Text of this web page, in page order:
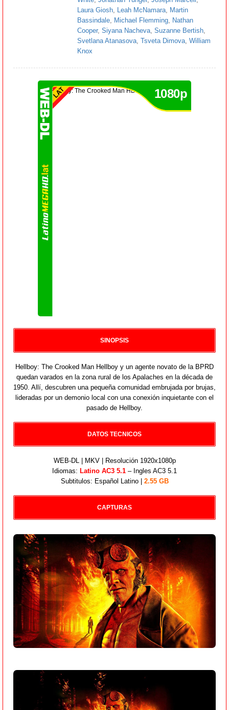
Laura Giosh
Leah McNamara
Martin
Bassindale
Michael Flemming
Nathan
Cooper, Siyana Nacheva Suzanne Bertish
Svetlana Atanasova Tsveta Dimova William
Knox
1080p
SINOPSIS
Hellboy: The Crooked Man Hellboy y un agente novato de la BPRD
quedan varados en la zona rural de los Apalaches en la década de
1950. Allí, descubren una pequeña comunidad embrujada por brujas,
lideradas por un demonio local con una conexión inquietante con el
pasado de Hellboy.
DATOS TECNICOS
WEB-DL | MKV | Resolución 1920x1080p
Idiomas: Latino AC3 5.1 – Ingles AC3 5.1
Subtitulos: Español Latino | 2.55 GB
CAPTURAS